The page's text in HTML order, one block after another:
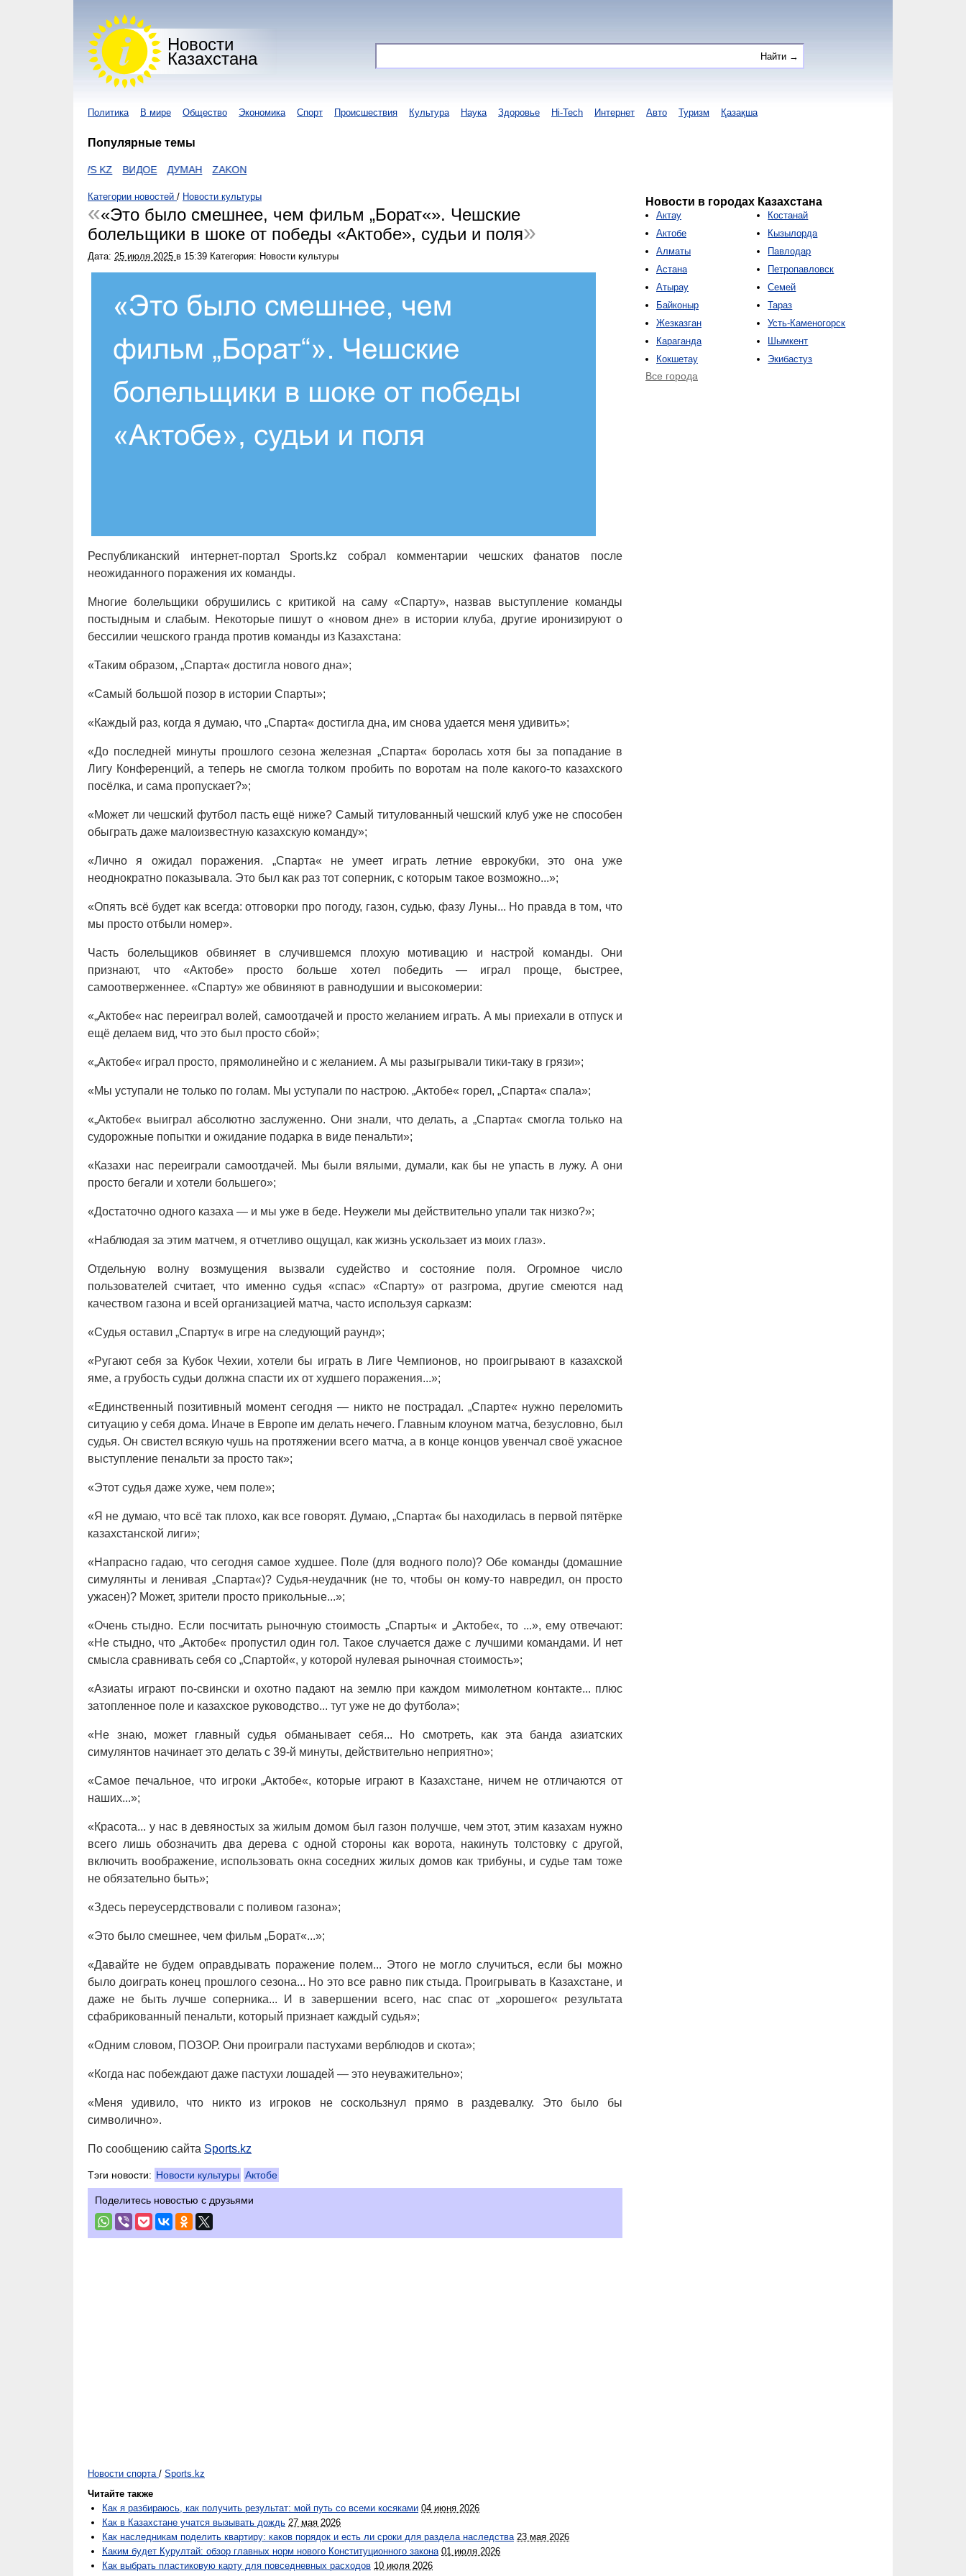
Новости
Казахстана
Политика В мире Общество Экономика Спорт Происшествия Культура Наука Здоровье Hi-Tech Интернет Авто Туризм Қазақша
Популярные темы
ВИДОЕ ДУМАН ZAKON
Категории новостей / Новости культуры
«Это было смешнее, чем фильм „Борат«». Чешские
болельщики в шоке от победы «Актобе», судьи и поля
Дата: 25 июля 2025 в 15:39 Категория: Новости культуры
Республиканский интернет-портал Sports.kz собрал комментарии чешских фанатов после
неожиданного поражения их команды.
Многие болельщики обрушились с критикой на саму «Спарту», назвав выступление команды
постыдным и слабым. Некоторые пишут о «новом дне» в истории клуба, другие иронизируют о
бессилии чешского гранда против команды из Казахстана:
«Таким образом, „Спарта« достигла нового дна»;
«Самый большой позор в истории Спарты»;
«Каждый раз, когда я думаю, что „Спарта« достигла дна, им снова удается меня удивить»;
«До последней минуты прошлого сезона железная „Спарта« боролась хотя бы за попадание в
Лигу Конференций, а теперь не смогла толком пробить по воротам на поле какого-то казахского
посёлка, и сама пропускает?»;
«Может ли чешский футбол пасть ещё ниже? Самый титулованный чешский клуб уже не способен
обыграть даже малоизвестную казахскую команду»;
«Лично я ожидал поражения. „Спарта« не умеет играть летние еврокубки, это она уже
неоднократно показывала. Это был как раз тот соперник, с которым такое возможно...»;
«Опять всё будет как всегда: отговорки про погоду, газон, судью, фазу Луны... Но правда в том, что
мы просто отбыли номер».
Часть болельщиков обвиняет в случившемся плохую мотивацию и настрой команды. Они
признают, что «Актобе» просто больше хотел победить — играл проще, быстрее,
самоотверженнее. «Спарту» же обвиняют в равнодушии и высокомерии:
«„Актобе« нас переиграл волей, самоотдачей и просто желанием играть. А мы приехали в отпуск и
ещё делаем вид, что это был просто сбой»;
«„Актобе« играл просто, прямолинейно и с желанием. А мы разыгрывали тики-таку в грязи»;
«Мы уступали не только по голам. Мы уступали по настрою. „Актобе« горел, „Спарта« спала»;
«„Актобе« выиграл абсолютно заслуженно. Они знали, что делать, а „Спарта« смогла только на
судорожные попытки и ожидание подарка в виде пенальти»;
«Казахи нас переиграли самоотдачей. Мы были вялыми, думали, как бы не упасть в лужу. А они
просто бегали и хотели большего»;
«Достаточно одного казаха — и мы уже в беде. Неужели мы действительно упали так низко?»;
«Наблюдая за этим матчем, я отчетливо ощущал, как жизнь ускользает из моих глаз».
Отдельную волну возмущения вызвали судейство и состояние поля. Огромное число
пользователей считает, что именно судья «спас» «Спарту» от разгрома, другие смеются над
качеством газона и всей организацией матча, часто используя сарказм:
«Судья оставил „Спарту« в игре на следующий раунд»;
«Ругают себя за Кубок Чехии, хотели бы играть в Лиге Чемпионов, но проигрывают в казахской
яме, а грубость судьи должна спасти их от худшего поражения...»;
«Единственный позитивный момент сегодня — никто не пострадал. „Спарте« нужно переломить
ситуацию у себя дома. Иначе в Европе им делать нечего. Главным клоуном матча, безусловно, был
судья. Он свистел всякую чушь на протяжении всего матча, а в конце концов увенчал своё ужасное
выступление пенальти за просто так»;
«Этот судья даже хуже, чем поле»;
«Я не думаю, что всё так плохо, как все говорят. Думаю, „Спарта« бы находилась в первой пятёрке
казахстанской лиги»;
«Напрасно гадаю, что сегодня самое худшее. Поле (для водного поло)? Обе команды (домашние
симулянты и ленивая „Спарта«)? Судья-неудачник (не то, чтобы он кому-то навредил, он просто
ужасен)? Может, зрители просто прикольные...»;
«Очень стыдно. Если посчитать рыночную стоимость „Спарты« и „Актобе«, то ...», ему отвечают:
«Не стыдно, что „Актобе« пропустил один гол. Такое случается даже с лучшими командами. И нет
смысла сравнивать себя со „Спартой«, у которой нулевая рыночная стоимость»;
«Азиаты играют по-свински и охотно падают на землю при каждом мимолетном контакте... плюс
затопленное поле и казахское руководство... тут уже не до футбола»;
«Не знаю, может главный судья обманывает себя... Но смотреть, как эта банда азиатских
симулянтов начинает это делать с 39-й минуты, действительно неприятно»;
«Самое печальное, что игроки „Актобе«, которые играют в Казахстане, ничем не отличаются от
наших...»;
«Красота... у нас в девяностых за жилым домом был газон получше, чем этот, этим казахам нужно
всего лишь обозначить два дерева с одной стороны как ворота, накинуть толстовку с другой,
включить воображение, использовать окна соседних жилых домов как трибуны, и судье там тоже
не обязательно быть»;
«Здесь переусердствовали с поливом газона»;
«Это было смешнее, чем фильм „Борат«...»;
«Давайте не будем оправдывать поражение полем... Этого не могло случиться, если бы можно
было доиграть конец прошлого сезона... Но это все равно пик стыда. Проигрывать в Казахстане, и
даже не быть лучше соперника... И в завершении всего, нас спас от „хорошего« результата
сфабрикованный пенальти, который признает каждый судья»;
«Одним словом, ПОЗОР. Они проиграли пастухами верблюдов и скота»;
«Когда нас побеждают даже пастухи лошадей — это неуважительно»;
«Меня удивило, что никто из игроков не соскользнул прямо в раздевалку. Это было бы
символично».
По сообщению сайта Sports.kz
Тэги новости: Новости культуры Актобе
Поделитесь новостью с друзьями
Новости спорта / Sports.kz
Читайте также
Как я разбираюсь, как получить результат: мой путь со всеми косяками 04 июня 2026
Как в Казахстане учатся вызывать дождь 27 мая 2026
Как наследникам поделить квартиру: каков порядок и есть ли сроки для раздела наследства 23 мая 2026
Каким будет Курултай: обзор главных норм нового Конституционного закона 01 июля 2026
Как выбрать пластиковую карту для повседневных расходов 10 июля 2026
Новости в городах Казахстана
Актау
Актобе
Алматы
Астана
Атырау
Байконыр
Жезказган
Караганда
Кокшетау
Костанай
Кызылорда
Павлодар
Петропавловск
Семей
Тараз
Усть-Каменогорск
Шымкент
Экибастуз
Все города